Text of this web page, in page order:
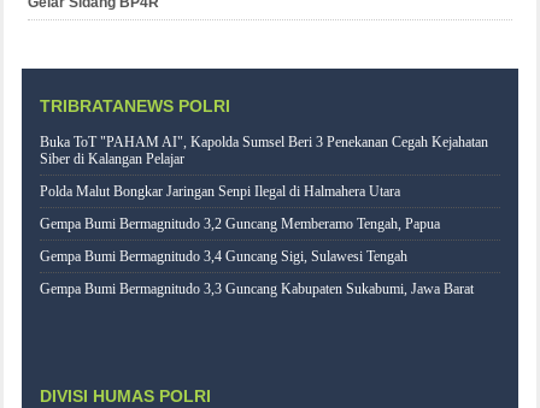
TRIBRATANEWS POLRI
Buka ToT "PAHAM AI", Kapolda Sumsel Beri 3 Penekanan Cegah Kejahatan
Siber di Kalangan Pelajar
Polda Malut Bongkar Jaringan Senpi Ilegal di Halmahera Utara
Gempa Bumi Bermagnitudo 3,2 Guncang Memberamo Tengah, Papua
Gempa Bumi Bermagnitudo 3,4 Guncang Sigi, Sulawesi Tengah
Gempa Bumi Bermagnitudo 3,3 Guncang Kabupaten Sukabumi, Jawa Barat
DIVISI HUMAS POLRI